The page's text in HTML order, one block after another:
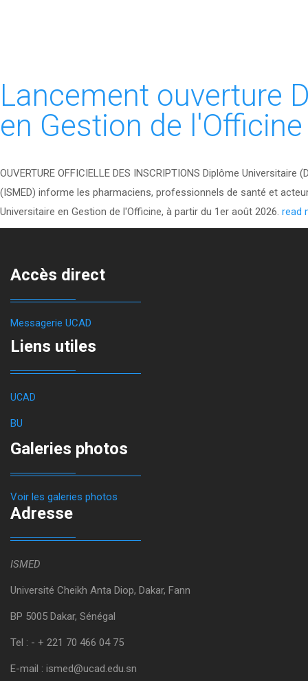
Lancement ouverture
en Gestion de
OUVERTURE OFFICIELLE DES INSCRIPTIONS Diplôme
(ISMED) informe les pharmaciens, professionnels de santé et
Universitaire en Gestion de l'Officine, à partir du 1er août 2026. read
Accès direct
Messagerie UCAD
Liens utiles
UCAD
BU
Galeries photos
Voir les galeries photos
Adresse
ISMED
Université Cheikh Anta Diop, Dakar, Fann
BP 5005 Dakar, Sénégal
Tel : - + 221 70 466 04 75
E-mail : ismed@ucad.edu.sn